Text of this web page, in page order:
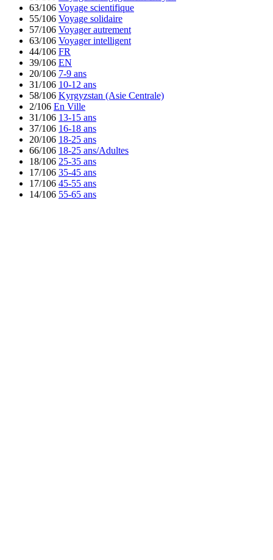
63/106 Voyage scientifique
55/106 Voyage solidaire
57/106 Voyager autrement
63/106 Voyager intelligent
44/106 FR
39/106 EN
20/106 7-9 ans
31/106 10-12 ans
58/106 Kyrgyzstan (Asie Centrale)
2/106 En Ville
31/106 13-15 ans
37/106 16-18 ans
20/106 18-25 ans
66/106 18-25 ans/Adultes
18/106 25-35 ans
17/106 35-45 ans
17/106 45-55 ans
14/106 55-65 ans